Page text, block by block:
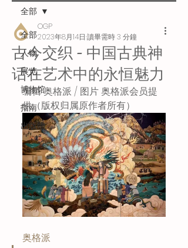
全部
人物
展览
博物馆
指南
出版物
全部
古今交织 - 中国古典神
话在艺术中的永恒魅力
OGP
2023年8月14日 讀畢需時 3 分鐘
编辑 奥格派 / 图片 奥格派会员提
供（版权归属原作者所有）
奥格派